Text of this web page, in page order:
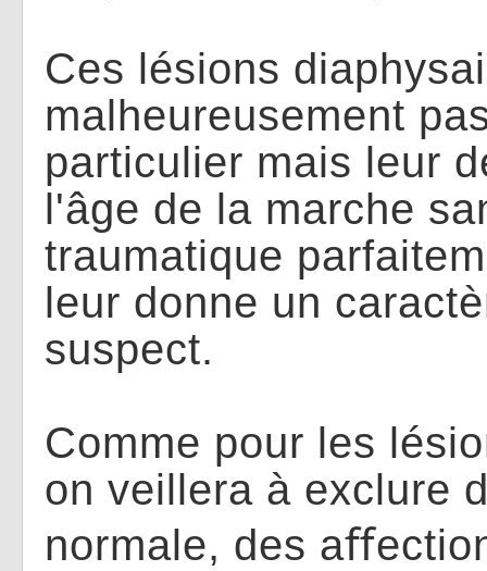
Ces lésions
malheureusement
particulier mais leur
l'âge de la marche
traumatique
leur donne un
suspect.
Comme pour les
on veillera à exclure
normale, des aﬀ